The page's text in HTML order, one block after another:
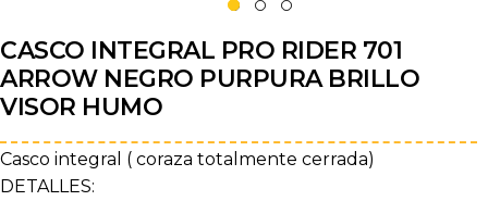
CASCO INTEGRAL PRO RIDER 701
ARROW NEGRO PURPURA BRILLO
VISOR HUMO
Casco integral ( coraza totalmente cerrada)
DETALLES: